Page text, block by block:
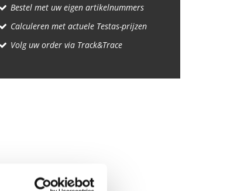
Bestel met uw eigen artikelnummers
Calculeren met actuele Testas-prijzen
Volg uw order via Track&Trace